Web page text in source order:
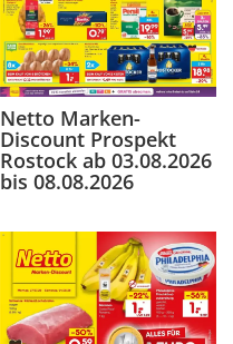
Netto Marken-
Discount Prospekt
Rostock ab 03.08.2026
bis 08.08.2026